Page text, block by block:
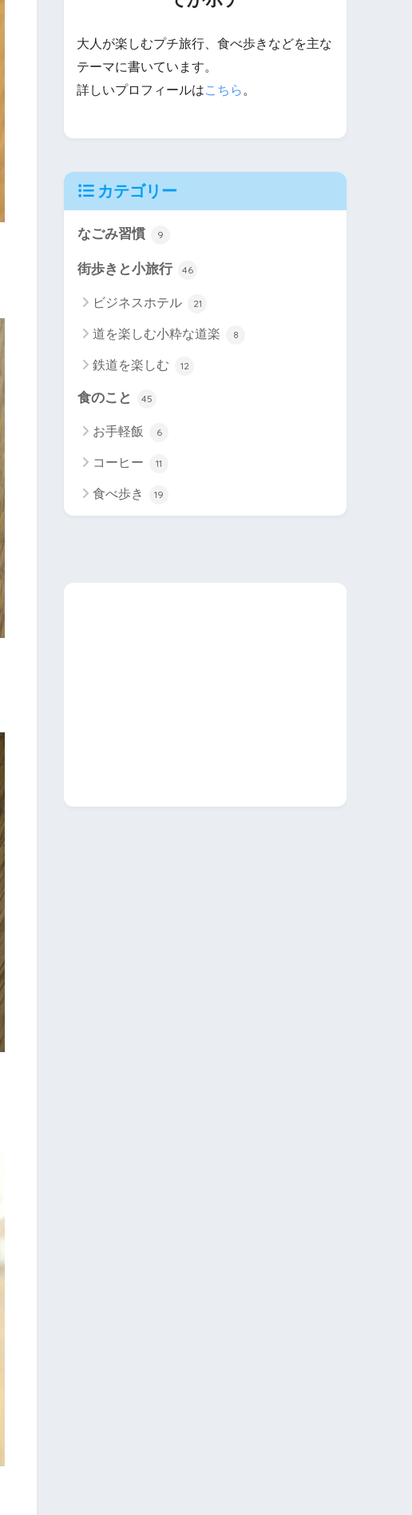
大人が楽しむプチ旅行、食べ歩きなどを主な
テーマに書いています。
詳しいプロフィールはこちら 。
カテゴリー
なごみ習慣 9
街歩きと小旅行 46
ビジネスホテル 21
道を楽しむ小粋な道楽 8
鉄道を楽しむ 12
食のこと 45
お手軽飯 6
コーヒー 11
食べ歩き 19